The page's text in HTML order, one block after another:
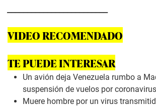
VIDEO RECOMENDADO
TE PUEDE INTERESAR
Un avión deja Venezuela rumbo a
suspensión de vuelos por coronavirus
Muere hombre por un virus